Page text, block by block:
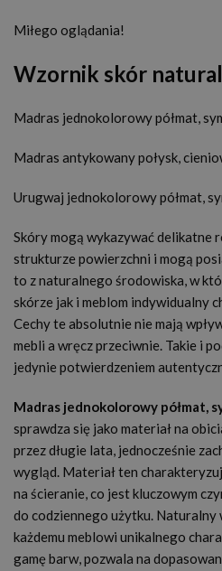
Miłego oglądania!
Wzornik skór
Madras jednokolorowy półmat,
Madras antykowany połysk,
Urugwaj jednokolorowy półmat,
Skóry mogą wykazywać delikatne
strukturze powierzchni i mogą
to z naturalnego środowiska, w
skórze jak i meblom indywidualny
Cechy te absolutnie nie mają
mebli a wręcz przeciwnie. Takie i
jedynie potwierdzeniem
Madras jednokolorowy półmat,
sprawdza się jako materiał na
przez długie lata, jednocześnie
wygląd. Materiał ten
na ścieranie, co jest kluczowym
do codziennego użytku.
każdemu meblowi unikalnego
gamę barw, pozwala na